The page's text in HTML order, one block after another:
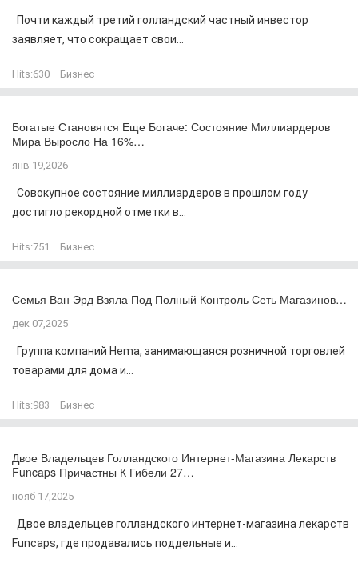
Почти каждый третий голландский частный инвестор
заявляет, что сокращает свои...
Hits:630 Бизнес
Богатые Становятся Еще Богаче: Состояние Миллиардеров
Мира Выросло На 16%…
янв 19,2026
Совокупное состояние миллиардеров в прошлом году
достигло рекордной отметки в...
Hits:751 Бизнес
Семья Ван Эрд Взяла Под Полный Контроль Сеть Магазинов…
дек 07,2025
Группа компаний Hema, занимающаяся розничной торговлей
товарами для дома и...
Hits:983 Бизнес
Двое Владельцев Голландского Интернет-Магазина Лекарств
Funcaps Причастны К Гибели 27…
нояб 17,2025
Двое владельцев голландского интернет-магазина лекарств
Funcaps, где продавались поддельные и...